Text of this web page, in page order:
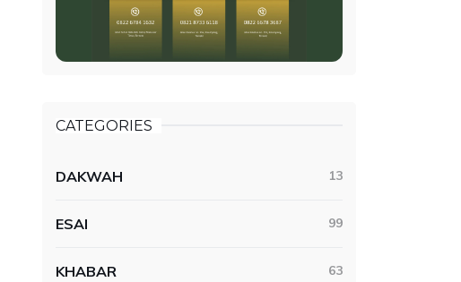
CATEGORIES
DAKWAH 13
ESAI 99
KHABAR 63